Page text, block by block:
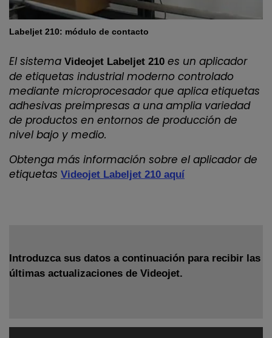
Labeljet 210: módulo de contacto
El sistema Videojet Labeljet 210 es un aplicador
de etiquetas industrial moderno controlado
mediante microprocesador que aplica etiquetas
adhesivas preimpresas a una amplia variedad
de productos en entornos de producción de
nivel bajo y medio.
Obtenga más información sobre el aplicador de
etiquetas Videojet Labeljet 210 aquí
Introduzca sus datos a continuación para recibir las
últimas actualizaciones de Videojet.